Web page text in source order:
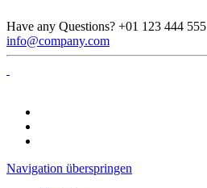
Have any Questions? +01 123 444 555
info@company.com
Navigation überspringen